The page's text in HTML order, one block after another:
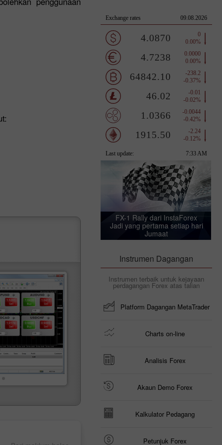
FX-1 Rally dari InstaForex
Jadi yang pertama setiap hari
Jumaat
Instrumen Dagangan
Instrumen terbaik untuk kejayaan
perdagangan Forex atas talian
Platform Dagangan MetaTrader
Charts on-line
Analisis Forex
Akaun Demo Forex
Kalkulator Pedagang
Petunjuk Forex